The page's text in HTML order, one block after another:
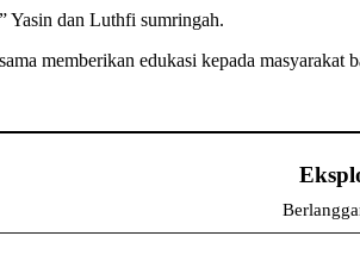
Yasin dan Luthfi sumringah.
memberikan edukasi kepada